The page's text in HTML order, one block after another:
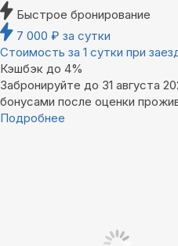
Быстрое бронирование
7 000 ₽ за сутки
Стоимость за 1 сутки при
Кэшбэк до 4%
Забронируйте до 31 августа
бонусами после оценки
Подробнее